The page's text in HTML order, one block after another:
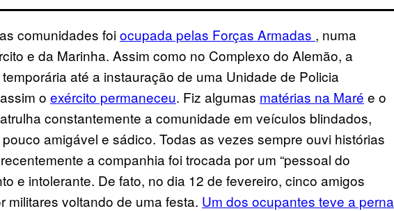
comunidades foiocupada pelas Forças Armadas , numa
e da Marinha. Assim como no Complexo do Alemão, a
até a instauração de uma Unidade de Policia
o exército permaneceu. Fiz algumas matérias na Maré e o
constantemente a comunidade em veículos blindados,
amigável e sádico. Todas as vezes sempre ouvi histórias
a companhia foi trocada por um “pessoal do
e intolerante. De fato, no dia 12 de fevereiro, cinco amigos
militares voltando de uma festa. Um dos ocupantes teve a perna